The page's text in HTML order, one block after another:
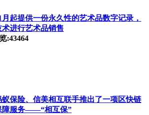
起提供一份永久性的艺术品数字记录，
进行艺术品销售
:43464
蚁保险、信美相互联手推出了一项区快链
障服务——“相互保”